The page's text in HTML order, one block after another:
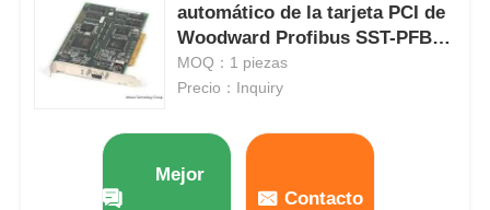
En casa
Productos
Sobre nosotros
automático de la tarjeta PCI de
Woodward Profibus SST-PFB3-
PCI
MOQ：1 piezas
Precio：Inquiry
Mejor
Contacto